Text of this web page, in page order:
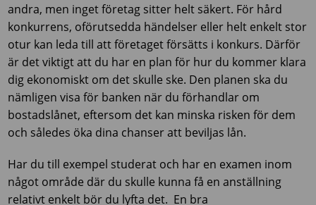
andra, men inget företag sitter helt säkert. För hård
konkurrens, oförutsedda händelser eller helt enkelt stor
otur kan leda till att företaget försätts i konkurs. Därför
är det viktigt att du har en plan för hur du kommer klara
dig ekonomiskt om det skulle ske. Den planen ska du
nämligen visa för banken när du förhandlar om
bostadslånet, eftersom det kan minska risken för dem
och således öka dina chanser att beviljas lån.
Har du till exempel studerat och har en examen inom
något område där du skulle kunna få en anställning
relativt enkelt bör du lyfta det. En bra